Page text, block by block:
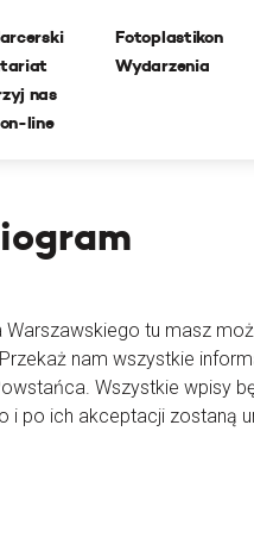
nas
line
Fotoplastikon
Wydarzenia
tu masz
nam wszystkie
Wszystkie wpisy
i po ich akceptacji zostaną